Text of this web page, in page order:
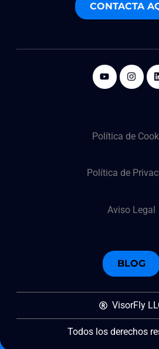
CONTACTA
Política de
Política de
Aviso Legal
BLOG
VisorFly
Todos los derechos